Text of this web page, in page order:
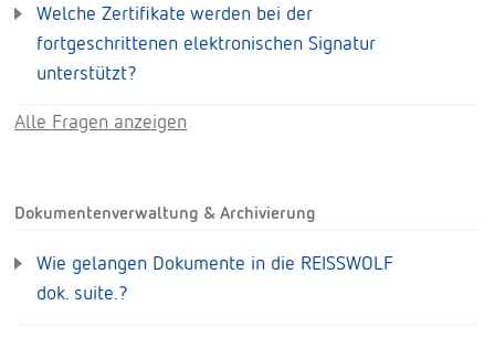
Welche Zertifikate werden bei der
fortgeschrittenen elektronischen Signatur
unterstützt?
Alle Fragen anzeigen
Dokumentenverwaltung & Archivierung
Wie gelangen Dokumente in die REISSWOLF
dok. suite.?